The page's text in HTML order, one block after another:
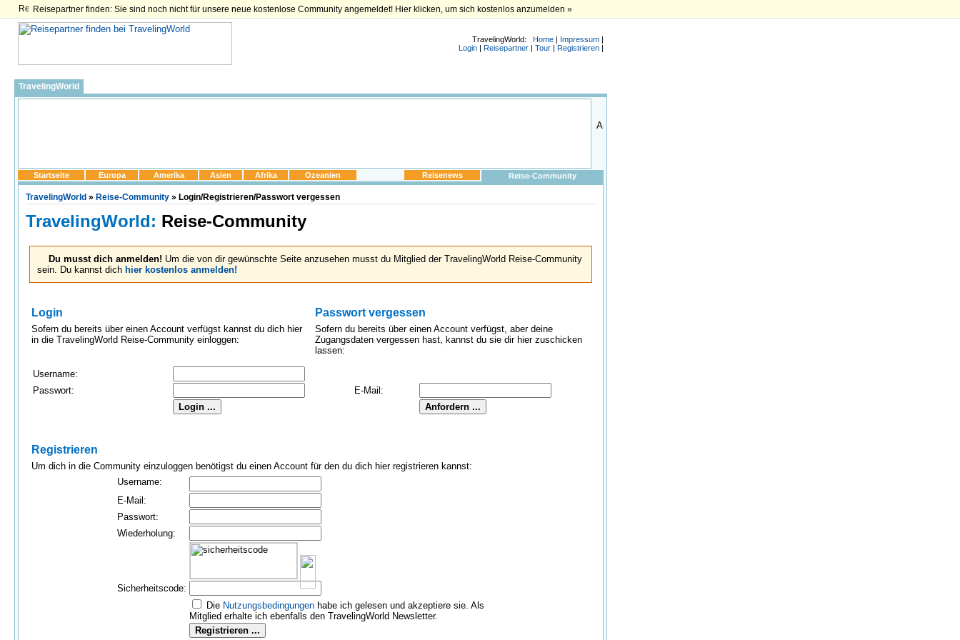
Reisepartner finden: Sie sind noch nicht für unsere neue kostenlose Community angemeldet! Hier klicken, um sich kostenlos anzumelden »
TravelingWorld: Home | Impressum |
Login | Reisepartner | Tour | Registrieren |
TravelingWorld
Startseite Europa Amerika Asien Afrika Ozeanien Reisenews Reise-Community
TravelingWorld » Reise-Community » Login/Registrieren/Passwort vergessen
TravelingWorld: Reise-Community
Du musst dich anmelden! Um die von dir gewünschte Seite anzusehen musst du Mitglied der TravelingWorld Reise-Community
sein. Du kannst dich hier kostenlos anmelden!
Login
Sofern du bereits über einen Account verfügst kannst du dich hier
in die TravelingWorld Reise-Community einloggen:
Passwort vergessen
Sofern du bereits über einen Account verfügst, aber deine
Zugangsdaten vergessen hast, kannst du sie dir hier zuschicken
lassen:
Username:
Passwort:
E-Mail:
Registrieren
Um dich in die Community einzuloggen benötigst du einen Account für den du dich hier registrieren kannst:
Username:
E-Mail:
Passwort:
Wiederholung:
Sicherheitscode:
Die Nutzungs­bedingungenhabe ich gelesen und akzeptiere sie. Als
Mitglied erhalte ich ebenfalls den TravelingWorld Newsletter.